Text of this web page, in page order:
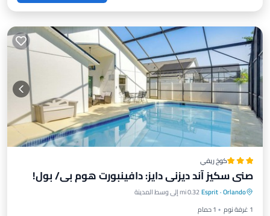
كوخ ريفي
صني سكيز آند ديزني دايز: دافينبورت هوم بي/ بول!
Orlando
·
Esprit0.32 mi إلى وسط المدينة
1 غرفة نوم
1 حمام
موقف سيارات مسبح
شرفة / تراس
مطبخ